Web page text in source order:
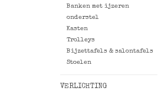
Banken met ijzeren
onderstel
Kasten
Trolleys
Bijzettafels & salontafels
Stoelen
VERLICHTING